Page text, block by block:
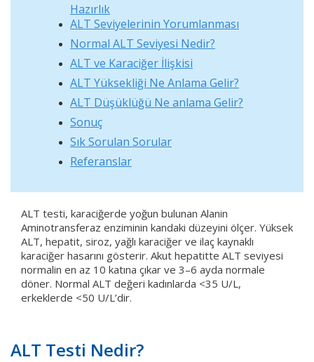
Hazırlık
ALT Seviyelerinin Yorumlanması
Normal ALT Seviyesi Nedir?
ALT ve Karaciğer İlişkisi
ALT Yüksekliği Ne Anlama Gelir?
ALT Düşüklüğü Ne anlama Gelir?
Sonuç
Sık Sorulan Sorular
Referanslar
ALT testi, karaciğerde yoğun bulunan Alanin
Aminotransferaz enziminin kandaki düzeyini ölçer. Yüksek
ALT, hepatit, siroz, yağlı karaciğer ve ilaç kaynaklı
karaciğer hasarını gösterir. Akut hepatitte ALT seviyesi
normalin en az 10 katına çıkar ve 3–6 ayda normale
döner. Normal ALT değeri kadınlarda <35 U/L,
erkeklerde <50 U/L’dir.
ALT Testi Nedir?